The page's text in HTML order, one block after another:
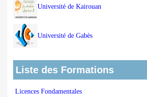
Université de Kairouan
Université de Gabès
Liste des Formations
Licences Fondamentales